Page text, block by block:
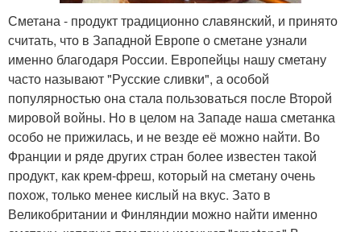
Сметана - продукт традиционно славянский, и принято
считать, что в Западной Европе о сметане узнали
именно благодаря России. Европейцы нашу сметану
часто называют "Русские сливки", а особой
популярностью она стала пользоваться после Второй
мировой войны. Но в целом на Западе наша сметанка
особо не прижилась, и не везде её можно найти. Во
Франции и ряде других стран более известен такой
продукт, как крем-фреш, который на сметану очень
похож, только менее кислый на вкус. Зато в
Великобритании и Финляндии можно найти именно